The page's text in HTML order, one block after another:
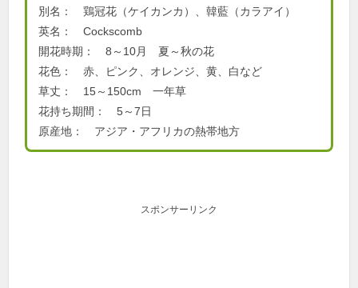
別名： 鶏冠花（ケイカンカ）、韓藍（カラアイ）
英名： Cockscomb
開花時期： 8～10月 夏～秋の花
花色： 赤、ピンク、オレンジ、黄、白など
草丈： 15～150cm 一年草
花持ち期間： 5～7日
原産地： アジア・アフリカの熱帯地方
スポンサーリンク